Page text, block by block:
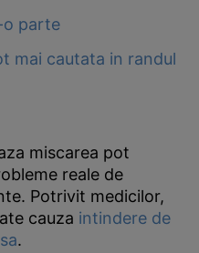
o parte
mai cautata in randul
miscarea pot
reale de
Potrivit medicilor,
cauza intindere de
.